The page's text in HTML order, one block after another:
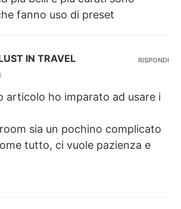
fanno uso di preset
IN TRAVEL
articolo ho imparato ad usare i
sia un pochino complicato
tutto, ci vuole pazienza e
RISPONDI